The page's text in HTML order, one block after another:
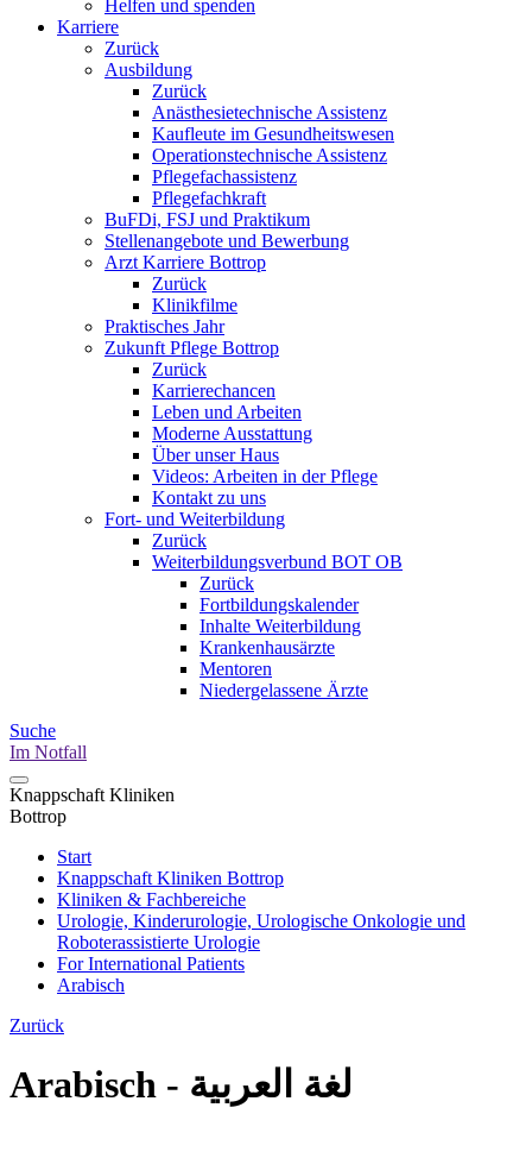
Helfen und spenden
Karriere
Zurück
Ausbildung
Zurück
Anästhesietechnische Assistenz
Kaufleute im Gesundheitswesen
Operationstechnische Assistenz
Pflegefachassistenz
Pflegefachkraft
BuFDi, FSJ und Praktikum
Stellenangebote und Bewerbung
Arzt Karriere Bottrop
Zurück
Klinikfilme
Praktisches Jahr
Zukunft Pflege Bottrop
Zurück
Karrierechancen
Leben und Arbeiten
Moderne Ausstattung
Über unser Haus
Videos: Arbeiten in der Pflege
Kontakt zu uns
Fort- und Weiterbildung
Zurück
Weiterbildungsverbund BOT OB
Zurück
Fortbildungskalender
Inhalte Weiterbildung
Krankenhausärzte
Mentoren
Niedergelassene Ärzte
Suche
Im Notfall
Knappschaft Kliniken
Bottrop
Start
Knappschaft Kliniken Bottrop
Kliniken & Fachbereiche
Urologie, Kinderurologie, Urologische Onkologie und
Roboterassistierte Urologie
For International Patients
Arabisch
Zurück
Arabisch - لغة العربية